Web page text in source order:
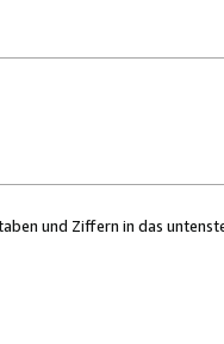
und Ziffern in das